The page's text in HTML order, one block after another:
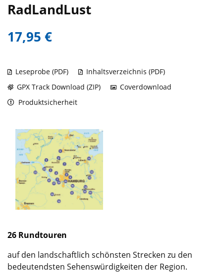
RadLandLust
17,95 €
Leseprobe (PDF)
Inhaltsverzeichnis (PDF)
GPX Track Download (ZIP)
Coverdownload
Produktsicherheit
26 Rundtouren
auf den landschaftlich schönsten Strecken zu den
bedeutendsten Sehenswürdigkeiten der Region.